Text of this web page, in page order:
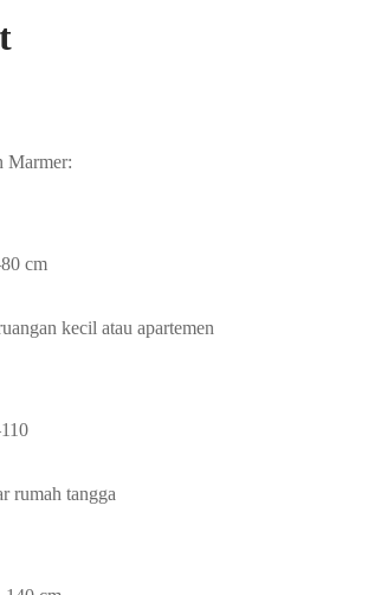
Marmer:
cm
kecil atau apartemen
rumah tangga